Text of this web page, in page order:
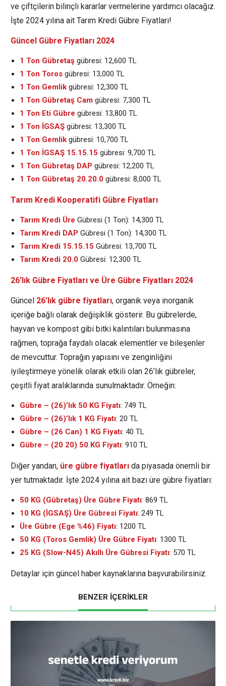
ve çiftçilerin bilinçli kararlar vermelerine yardımcı olacağız.
İşte 2024 yılına ait Tarım Kredi Gübre Fiyatları!
Güncel Gübre Fiyatları 2024
1 Ton Gübretaş gübresi: 12,600 TL
1 Ton Toros gübresi: 13,000 TL
1 Ton Gemlik gübresi: 12,300 TL
1 Ton Gübretaş Cam gübresi: 7,300 TL
1 Ton Eti Gübre gübresi: 13,800 TL
1 Ton İGSAŞ gübresi: 13,300 TL
1 Ton Gemlik gübresi: 10,700 TL
1 Ton İGSAŞ 15.15.15 gübresi: 9,700 TL
1 Ton Gübretaş DAP gübresi: 12,200 TL
1 Ton Gübretaş 20.20.0 gübresi: 8,000 TL
Tarım Kredi Kooperatifi Gübre Fiyatları
Tarım Kredi Üre Gübresi (1 Ton): 14,300 TL
Tarım Kredi DAP Gübresi (1 Ton): 14,300 TL
Tarım Kredi 15.15.15 Gübresi: 13,700 TL
Tarım Kredi 20.0 Gübresi: 12,300 TL
26’lık Gübre Fiyatları ve Üre Gübre Fiyatları 2024
Güncel 26’lık gübre fiyatları, organik veya inorganik
içeriğe bağlı olarak değişiklik gösterir. Bu gübrelerde,
hayvan ve kompost gibi bitki kalıntıları bulunmasına
rağmen, toprağa faydalı olacak elementler ve bileşenler
de mevcuttur. Toprağın yapısını ve zenginliğini
iyileştirmeye yönelik olarak etkili olan 26’lık gübreler,
çeşitli fiyat aralıklarında sunulmaktadır. Örneğin:
Gübre – (26)’lık 50 KG Fiyatı: 749 TL
Gübre – (26)’lık 1 KG Fiyatı: 20 TL
Gübre – (26 Can) 1 KG Fiyatı: 40 TL
Gübre – (20 20) 50 KG Fiyatı: 910 TL
Diğer yandan, üre gübre fiyatları da piyasada önemli bir
yer tutmaktadır. İşte 2024 yılına ait bazı üre gübre fiyatları:
50 KG (Gübretaş) Üre Gübre Fiyatı: 869 TL
10 KG (İGSAŞ) Üre Gübresi Fiyatı: 249 TL
Üre Gübre (Ege %46) Fiyatı: 1200 TL
50 KG (Toros Gemlik) Üre Gübre Fiyatı: 1300 TL
25 KG (Slow-N45) Akıllı Üre Gübresi Fiyatı: 570 TL
Detaylar için güncel haber kaynaklarına başvurabilirsiniz.
BENZER İÇERİKLER